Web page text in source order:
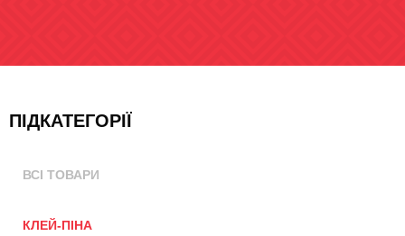
ПІДКАТЕГОРІЇ
ВСІ ТОВАРИ
КЛЕЙ-ПІНА